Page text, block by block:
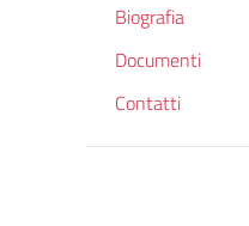
Biografia
Documenti
Contatti